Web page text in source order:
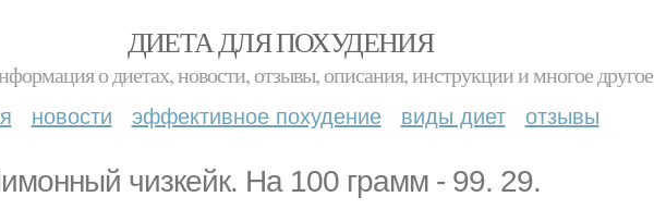
ДИЕТА ДЛЯ ПОХУДЕНИЯ
о диетах, новости, отзывы, описания, инструкции и многое другое
новости эффективное похудение виды диет отзывы
чизкейк. На 100 грамм - 99. 29.